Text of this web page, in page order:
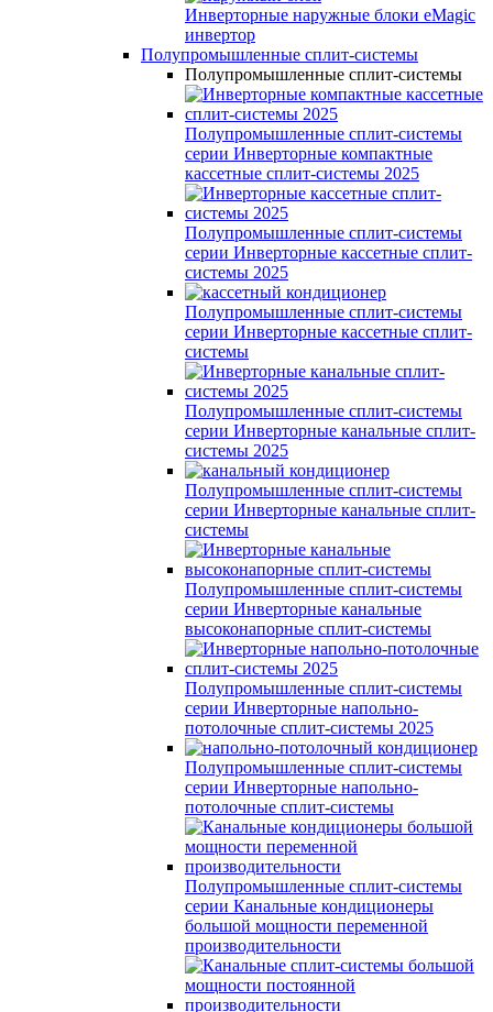
Инверторные наружные блоки eMagic
инвертор
Полупромышленные сплит-системы
Полупромышленные сплит-системы
Полупромышленные сплит-системы
серии Инверторные компактные
кассетные сплит-системы 2025
Полупромышленные сплит-системы
серии Инверторные кассетные сплит-
системы 2025
Полупромышленные сплит-системы
серии Инверторные кассетные сплит-
системы
Полупромышленные сплит-системы
серии Инверторные канальные сплит-
системы 2025
Полупромышленные сплит-системы
серии Инверторные канальные сплит-
системы
Полупромышленные сплит-системы
серии Инверторные канальные
высоконапорные сплит-системы
Полупромышленные сплит-системы
серии Инверторные напольно-
потолочные сплит-системы 2025
Полупромышленные сплит-системы
серии Инверторные напольно-
потолочные сплит-системы
Полупромышленные сплит-системы
серии Канальные кондиционеры
большой мощности переменной
производительности